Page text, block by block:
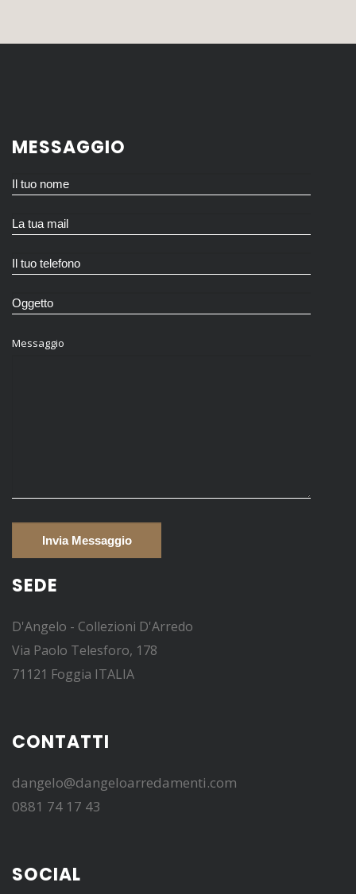
MESSAGGIO
Messaggio
SEDE
D'Angelo - Collezioni D'Arredo
Via Paolo Telesforo, 178
71121 Foggia ITALIA
CONTATTI
dangelo@dangeloarredamenti.com
0881 74 17 43
SOCIAL